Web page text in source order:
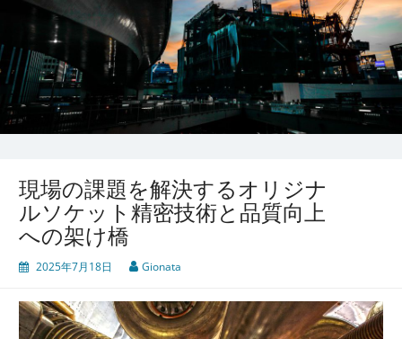
現場の課題を解決するオリジナ
ルソケット精密技術と品質向上
への架け橋
2025年7月18日 Gionata